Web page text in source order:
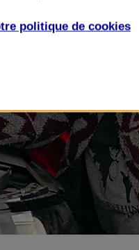
politique de cookies